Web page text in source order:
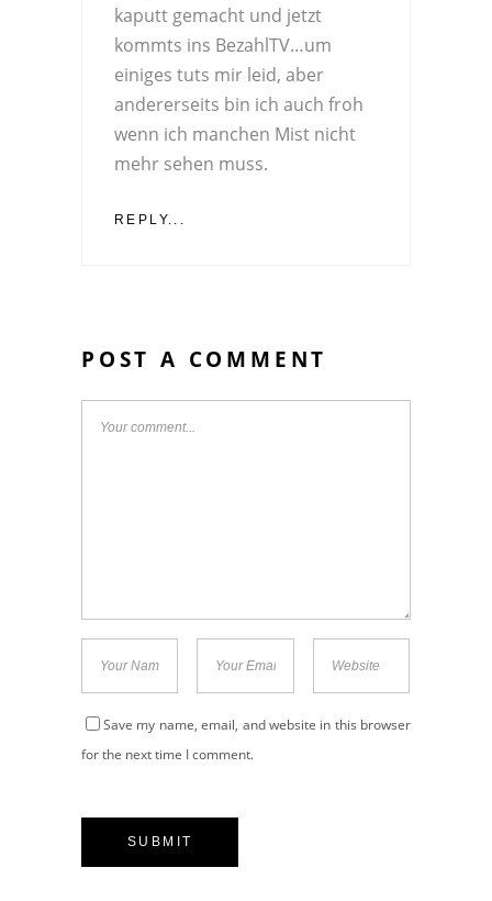
kaputt gemacht und jetzt
kommts ins BezahlTV…um
einiges tuts mir leid, aber
andererseits bin ich auch froh
wenn ich manchen Mist nicht
mehr sehen muss.
REPLY...
POST A COMMENT
Save my name, email, and website in this browser
for the next time I comment.